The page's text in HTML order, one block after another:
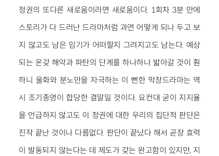
정권의 또다른 새로움이라면 새로움이다. 1회차 3분 만에
스토리가 다 드러난 드라마처럼 과연 어떻게 되나 두고 보
지 않고도 남은 임기가 어떠할지 그려지고도 남는다. 예상
되는 온갖 해악과 파탄의 단계를 하나하나 밟아갈 것이 훤
하니 울화와 분노만을 자극하는 이 뻔한 막장드라마는 역
시 조기종영이 합당한 결말일 것이다. 요컨대 굳이 지지율
을 언급하지 않고도 이 정권에 대한 우리의 집단적 판단은
진작 끝난 것이나 다름없다. 판단이 끝났다 해서 곧장 효력
이 발동되지 않는다는 데 제도가 갖는 완고함이 있지만, 지